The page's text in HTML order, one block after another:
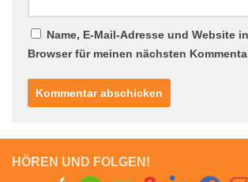
Name, E-Mail-Adresse und Website
Browser für meinen nächsten
HÖREN UND FOLGEN!